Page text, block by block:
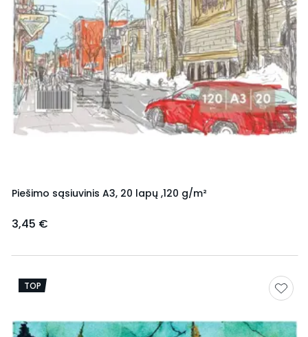
Piešimo sąsiuvinis A3, 20 lapų ,120 g/m²
3,45 €
TOP